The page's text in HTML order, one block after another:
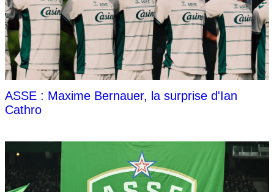
ASSE : Maxime Bernauer, la surprise d'Ian
Cathro